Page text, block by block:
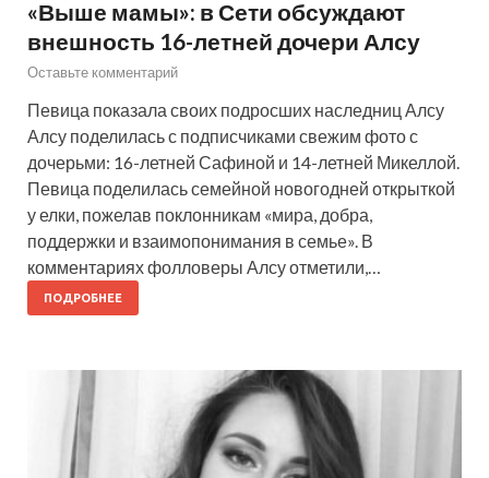
«Выше мамы»: в Сети обсуждают
внешность 16-летней дочери Алсу
Оставьте комментарий
Певица показала своих подросших наследниц Алсу
Алсу поделилась с подписчиками свежим фото с
дочерьми: 16-летней Сафиной и 14-летней Микеллой.
Певица поделилась семейной новогодней открыткой
у елки, пожелав поклонникам «мира, добра,
поддержки и взаимопонимания в семье». В
комментариях фолловеры Алсу отметили,…
ПОДРОБНЕЕ